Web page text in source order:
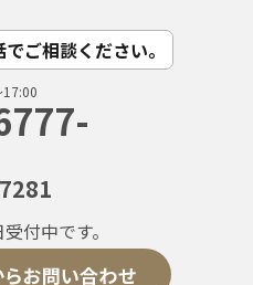
ご相談ください。
17:00
付中です。